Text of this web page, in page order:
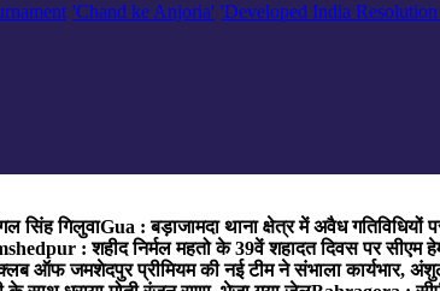
'Chand ke Anjoria' 'Developed India
सिंह गिलुवाGua : बड़ाजामदा थाना क्षेत्र में अवैध गतिविधियों
: शहीद निर्मल महतो के 39वें शहादत दिवस पर सीएम
ऑफ जमशेदपुर प्रीमियम की नई टीम ने संभाला कार्यभार, अंशुल